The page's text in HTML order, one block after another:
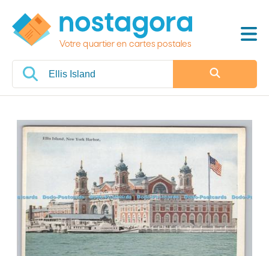
Votre quartier en cartes postales